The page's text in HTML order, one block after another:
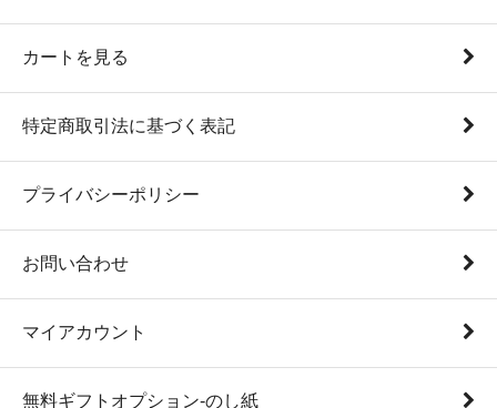
カートを見る
特定商取引法に基づく表記
プライバシーポリシー
お問い合わせ
マイアカウント
無料ギフトオプション-のし紙